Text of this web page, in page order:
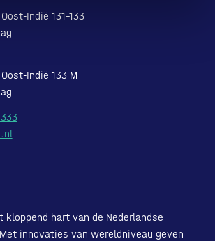
Indië 131-133
Indië 133 M
kloppend hart van de Nederlandse
innovaties van wereldniveau geven